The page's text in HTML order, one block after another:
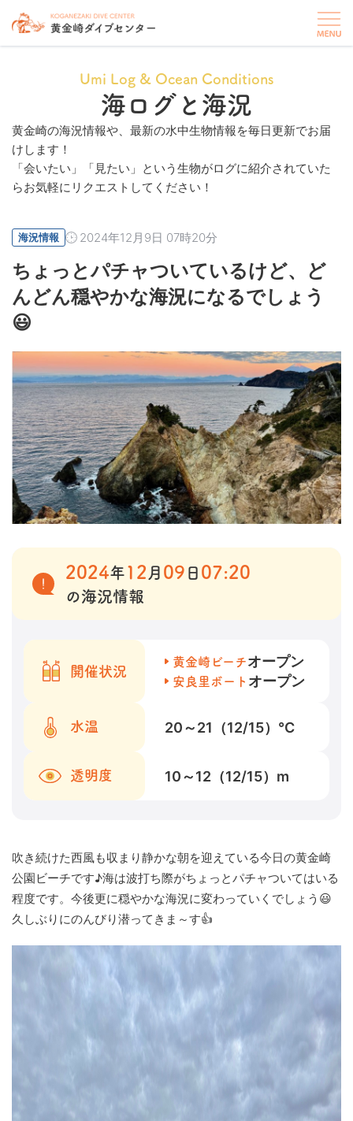
Umi Log & Ocean Conditions
海ログと海況
黄金崎の海況情報や、最新の水中生物情報を毎日更新でお届
けします！
「会いたい」「見たい」という生物がログに紹介されていた
らお気軽にリクエストしてください！
海況情報 2024年12月9日 07時20分
ちょっとパチャついているけど、ど
んどん穏やかな海況になるでしょう
😃
2024年 12 月 09 日 07:20
の海況情報
開催状況
黄金崎ビーチオープン
安良里ボート オープン
水温 20～21（12/15） ℃
透明度 10～12（12/15） m
吹き続けた西風も収まり静かな朝を迎えている今日の黄金崎
公園ビーチです♪海は波打ち際がちょっとパチャついてはいる
程度です。今後更に穏やかな海況に変わっていくでしょう😃
久しぶりにのんびり潜ってきま～す👍